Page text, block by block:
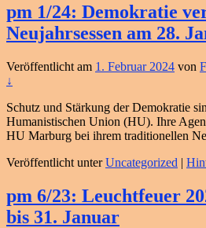
pm 1/24: Demokratie
Neujahrsessen am 28.
Veröffentlicht am 1. Februar 2024 von
↓
Schutz und Stärkung der Demokratie
Humanistischen Union (HU). Ihre
HU Marburg bei ihrem traditionellen
Veröffentlicht unter Uncategorized |
pm 6/23: Leuchtfeuer
bis 31. Januar